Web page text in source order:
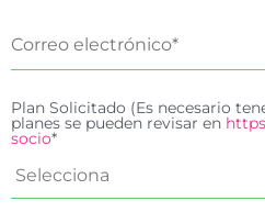
Plan Solicitado (Es necesario
planes se pueden revisar en
socio*